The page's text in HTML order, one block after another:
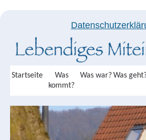
Startseite
Was
kommt?
Was war? Was